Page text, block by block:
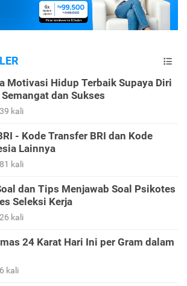
Motivasi Hidup Terbaik Supaya Diri
dan Sukses
kali
- Kode Transfer BRI dan Kode
Lainnya
kali
dan Tips Menjawab Soal Psikotes
Seleksi Kerja
kali
24 Karat Hari Ini per Gram dalam
kali